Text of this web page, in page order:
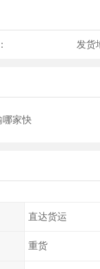
发货
哪家快
直达货运
重货